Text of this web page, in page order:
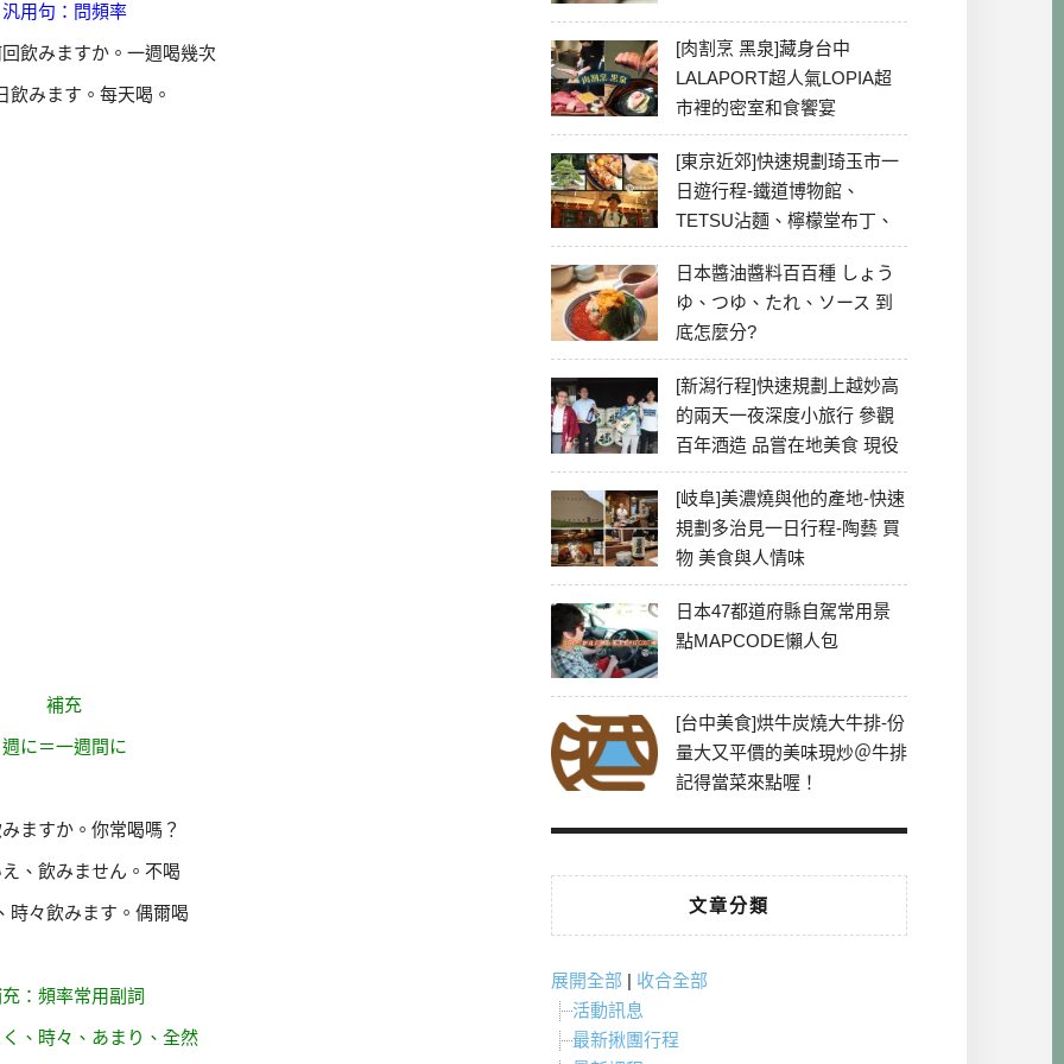
汎用句：問頻率
飲みますか。一週喝幾次
飲みます。每天喝。
補充
週に＝一週間に
ますか。你常喝嗎？
、飲みません。不喝
時々飲みます。偶爾喝
：頻率常用副詞
、時々、あまり、全然
[肉割烹 黑泉]藏身台中
LALAPORT超人氣LOPIA超
市裡的密室和食饗宴
[東京近郊]快速規劃琦玉市一
日遊行程-鐵道博物館、
TETSU沾麵、檸檬堂布丁、
冰川神社、美食彙整
日本醬油醬料百百種 しょう
ゆ、つゆ、たれ、ソース 到
底怎麼分?
[新潟行程]快速規劃上越妙高
的兩天一夜深度小旅行 參觀
百年酒造 品嘗在地美食 現役
最老牌電影院
[岐阜]美濃燒與他的產地-快速
規劃多治見一日行程-陶藝 買
物 美食與人情味
日本47都道府縣自駕常用景
點MAPCODE懶人包
[台中美食]烘牛炭燒大牛排-份
量大又平價的美味現炒＠牛排
記得當菜來點喔！
文章分類
展開全部 | 收合全部
活動訊息
最新揪團行程